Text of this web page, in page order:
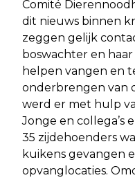
Comité
dit nieuws binnen
zeggen gelijk
boswachter en
helpen vangen en
onderbrengen van
werd er met hulp
Jonge en collega’s
35 zijdehoenders
kuikens gevangen
opvanglocaties.